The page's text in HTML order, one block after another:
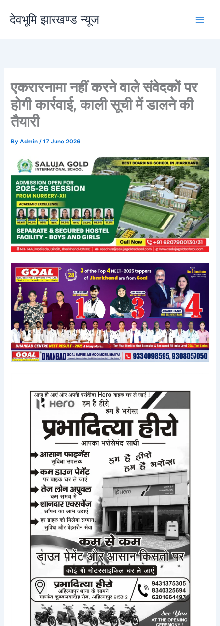
content
देवभूमि झारखण्ड न्यूज
एकरारनामा नहीं करने वाले संवेदकों पर
होगी कार्रवाई, काली सूची में डालने की
तैयारी
ByAdmin/17 June 2026